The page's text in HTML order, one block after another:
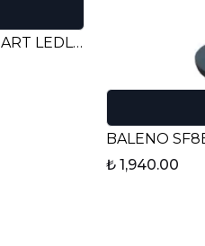
VANTİ KCF306 30w 42” SMART LEDLİ MODERN VANTİLATÖR
₺ 1,940.00